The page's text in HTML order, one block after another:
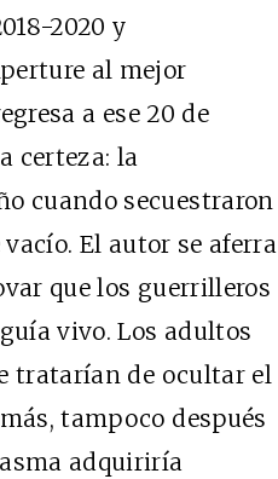
2020 y
al mejor
a ese 20 de
certeza: la
cuando secuestraron
El autor se aferra
que los guerrilleros
vivo. Los adultos
tratarían de ocultar el
tampoco después
adquiriría